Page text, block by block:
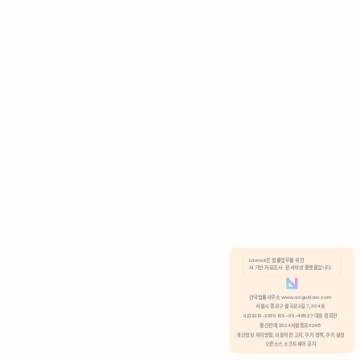
분석 쿠키 허용
Lawvot은 법률업무를 위한
AI 기반 자료조사 · 문서작성 플랫폼입니다.
안국법률사무소 www.anguklaw.com
서울시 종로구 율곡로2길 7, 304호
02)3210-3330 105-05-48527 대표 정희찬
통신판매 2024서울종로0248
개인정보 처리방침, 이용약관 고지, 쿠키 정책, 쿠키 설정
오픈소스 소프트웨어 공지